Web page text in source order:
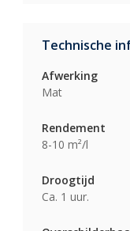
Technische
Afwerking
Mat
Rendement
8-10 m²/l
Droogtijd
Ca. 1 uur.